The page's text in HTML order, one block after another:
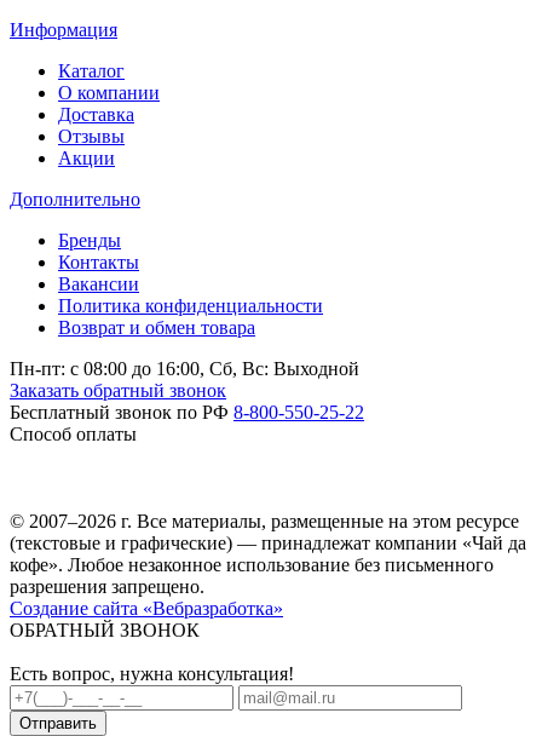
Информация
Каталог
О компании
Доставка
Отзывы
Акции
Дополнительно
Бренды
Контакты
Вакансии
Политика конфиденциальности
Возврат и обмен товара
Пн-пт: c 08:00 до 16:00, Сб, Вс: Выходной
Заказать обратный звонок
Бесплатный звонок по РФ 8-800-550-25-22
Способ оплаты
© 2007–2026 г. Все материалы, размещенные на этом ресурсе
(текстовые и графические) — принадлежат компании «Чай да
кофе». Любое незаконное использование без письменного
разрешения запрещено.
Создание сайта «Вебразработка»
ОБРАТНЫЙ ЗВОНОК
Есть вопрос, нужна консультация!